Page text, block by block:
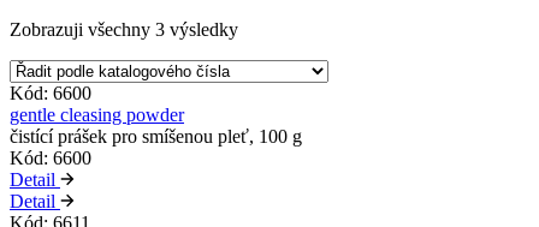
Zobrazuji všechny 3 výsledky
Kód: 6600
gentle cleasing powder
čistící prášek pro smíšenou pleť, 100 g
Kód: 6600
Detail
Detail
Kód: 6611